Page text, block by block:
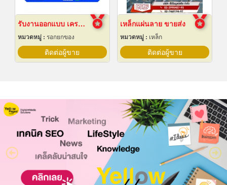
รับงานออกแบบ เครนโรงงาน
หมวดหมู่ : รอกยกของ
ติดต่อผู้ขาย
เหล็กแผ่นลาย ขายส่ง
หมวดหมู่ : เหล็ก
ติดต่อผู้ขาย